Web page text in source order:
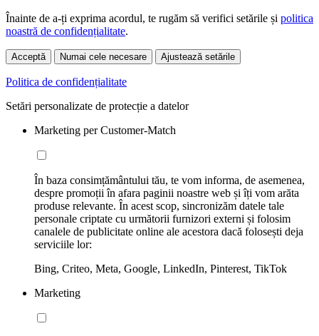
Înainte de a-ți exprima acordul, te rugăm să verifici setările și politica
noastră de confidențialitate.
Acceptă Numai cele necesare Ajustează setările
Politica de confidențialitate
Setări personalizate de protecție a datelor
Marketing per Customer-Match
În baza consimțământului tău, te vom informa, de asemenea,
despre promoții în afara paginii noastre web și îți vom arăta
produse relevante. În acest scop, sincronizăm datele tale
personale criptate cu următorii furnizori externi și folosim
canalele de publicitate online ale acestora dacă folosești deja
serviciile lor:
Bing, Criteo, Meta, Google, LinkedIn, Pinterest, TikTok
Marketing